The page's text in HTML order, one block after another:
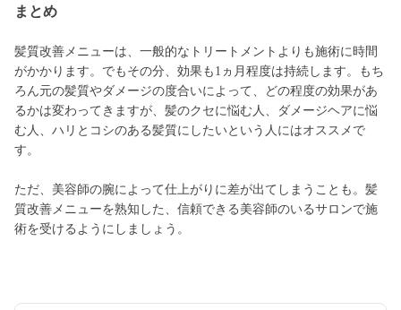
まとめ
髪質改善メニューは、一般的なトリートメントよりも施術に時間
がかかります。でもその分、効果も1ヵ月程度は持続します。もち
ろん元の髪質やダメージの度合いによって、どの程度の効果があ
るかは変わってきますが、髪のクセに悩む人、ダメージヘアに悩
む人、ハリとコシのある髪質にしたいという人にはオススメで
す。
ただ、美容師の腕によって仕上がりに差が出てしまうことも。髪
質改善メニューを熟知した、信頼できる美容師のいるサロンで施
術を受けるようにしましょう。